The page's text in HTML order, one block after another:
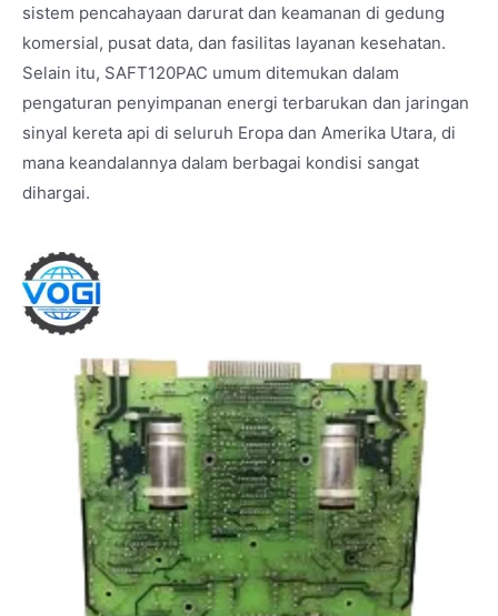
sistem pencahayaan darurat dan keamanan di gedung
komersial, pusat data, dan fasilitas layanan kesehatan.
Selain itu, SAFT120PAC umum ditemukan dalam
pengaturan penyimpanan energi terbarukan dan jaringan
sinyal kereta api di seluruh Eropa dan Amerika Utara, di
mana keandalannya dalam berbagai kondisi sangat
dihargai.